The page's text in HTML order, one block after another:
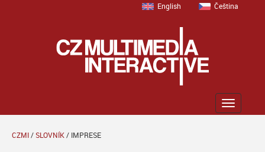
English Čeština
Zobrazit
menu
CZMI/SLOVNÍK/ IMPRESE